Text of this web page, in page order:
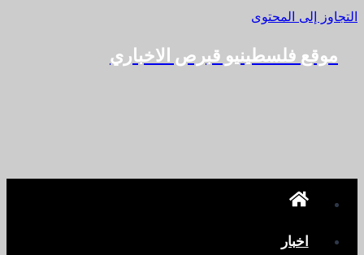
التجاوز إلى المحتوى
موقع فلسطينيو قبرص الاخباري
اخبار